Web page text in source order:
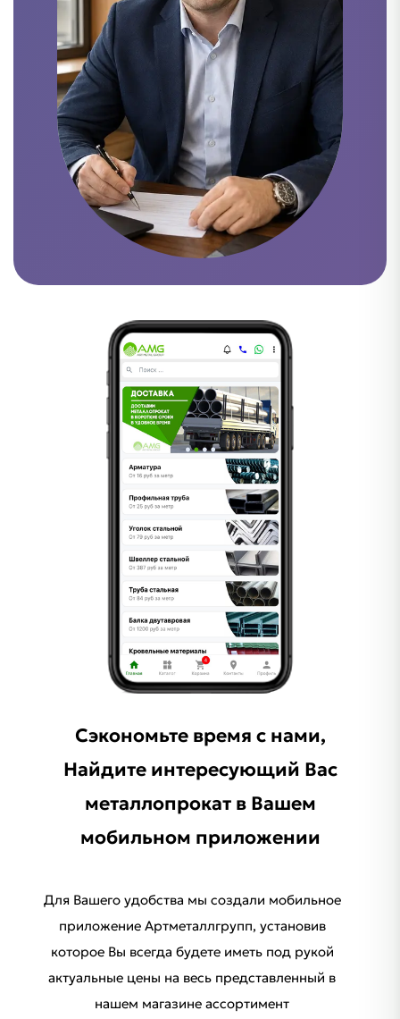
Сэкономьте время с нами,
Найдите интересующий Ваc
металлопрокат в Вашем
мобильном приложении
Для Вашего удобства мы создали мобильное
приложение Артметаллгрупп, установив
которое Вы всегда будете иметь под рукой
актуальные цены на весь представленный в
нашем магазине ассортимент